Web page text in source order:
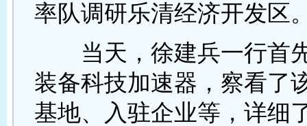
率队调研乐清经济开发区
当天，徐建兵一行首
装备科技加速器，察看了
基地、入驻企业等，详细